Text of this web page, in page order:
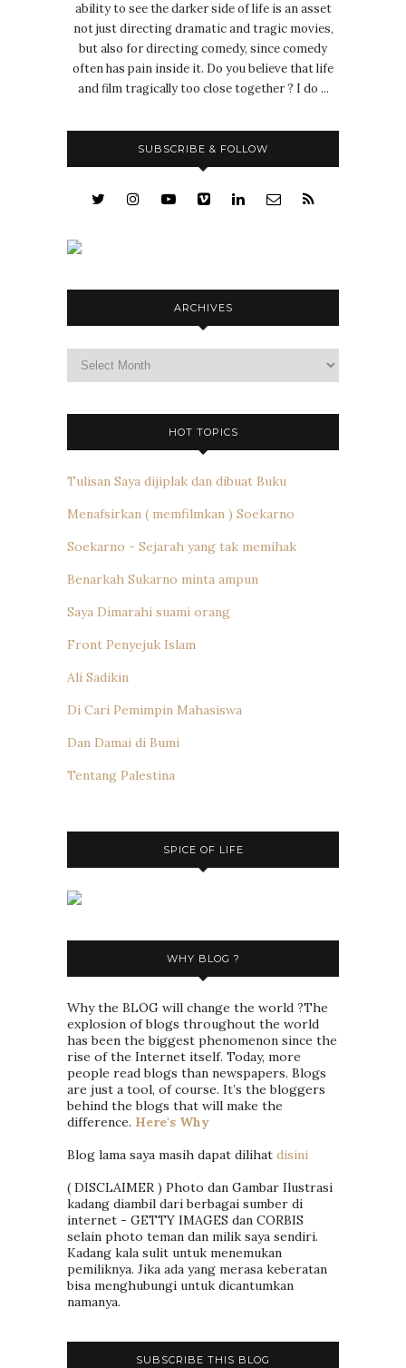
ability to see the darker side of life is an asset
not just directing dramatic and tragic movies,
but also for directing comedy, since comedy
often has pain inside it. Do you believe that life
and film tragically too close together ? I do ...
SUBSCRIBE & FOLLOW
ARCHIVES
HOT TOPICS
Tulisan Saya dijiplak dan dibuat Buku
Menafsirkan ( memfilmkan ) Soekarno
Soekarno - Sejarah yang tak memihak
Benarkah Sukarno minta ampun
Saya Dimarahi suami orang
Front Penyejuk Islam
Ali Sadikin
Di Cari Pemimpin Mahasiswa
Dan Damai di Bumi
Tentang Palestina
SPICE OF LIFE
WHY BLOG ?
Why the BLOG will change the world ?The
explosion of blogs throughout the world
has been the biggest phenomenon since the
rise of the Internet itself. Today, more
people read blogs than newspapers. Blogs
are just a tool, of course. It’s the bloggers
behind the blogs that will make the
difference. Here's Why
Blog lama saya masih dapat dilihat disini
( DISCLAIMER ) Photo dan Gambar Ilustrasi
kadang diambil dari berbagai sumber di
internet - GETTY IMAGES dan CORBIS
selain photo teman dan milik saya sendiri.
Kadang kala sulit untuk menemukan
pemiliknya. Jika ada yang merasa keberatan
bisa menghubungi untuk dicantumkan
namanya.
SUBSCRIBE THIS BLOG